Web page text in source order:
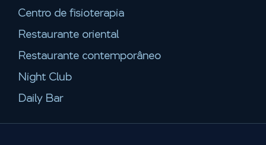
Centro de fisioterapia
Restaurante oriental
Restaurante contemporâneo
Night Club
Daily Bar